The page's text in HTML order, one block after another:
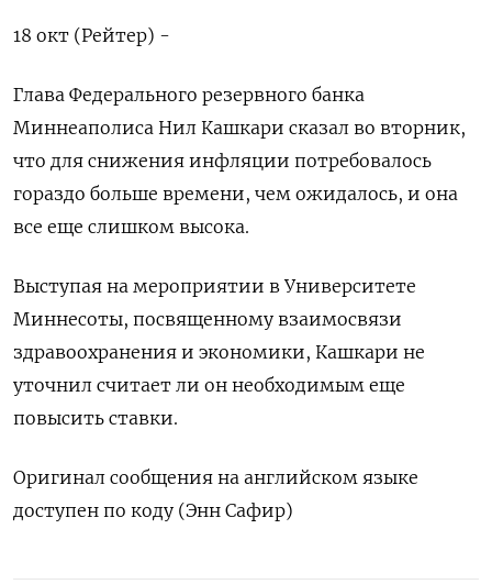
18 окт (Рейтер) -
Глава Федерального резервного банка
Миннеаполиса Нил Кашкари сказал во вторник,
что для снижения инфляции потребовалось
гораздо больше времени, чем ожидалось, и она
все еще слишком высока.
Выступая на мероприятии в Университете
Миннесоты, посвященному взаимосвязи
здравоохранения и экономики, Кашкари не
уточнил считает ли он необходимым еще
повысить ставки.
Оригинал сообщения на английском языке
доступен по коду (Энн Сафир)